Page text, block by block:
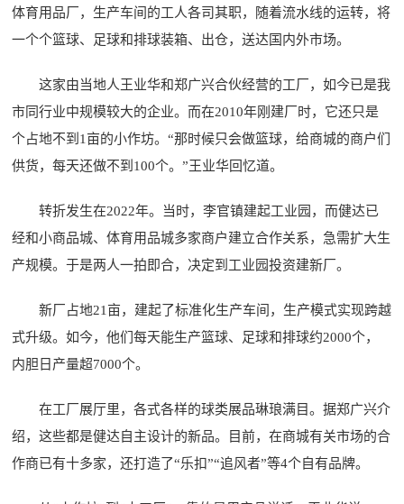
体育用品厂，生产车间的工人各司其职，随着流水线的运转，将
一个个篮球、足球和排球装箱、出仓，送达国内外市场。
这家由当地人王业华和郑广兴合伙经营的工厂，如今已是我
市同行业中规模较大的企业。而在2010年刚建厂时，它还只是
个占地不到1亩的小作坊。“那时候只会做篮球，给商城的商户们
供货，每天还做不到100个。”王业华回忆道。
转折发生在2022年。当时，李官镇建起工业园，而健达已
经和小商品城、体育用品城多家商户建立合作关系，急需扩大生
产规模。于是两人一拍即合，决定到工业园投资建新厂。
新厂占地21亩，建起了标准化生产车间，生产模式实现跨越
式升级。如今，他们每天能生产篮球、足球和排球约2000个，
内胆日产量超7000个。
在工厂展厅里，各式各样的球类展品琳琅满目。据郑广兴介
绍，这些都是健达自主设计的新品。目前，在商城有关市场的合
作商已有十多家，还打造了“乐扣”“追风者”等4个自有品牌。